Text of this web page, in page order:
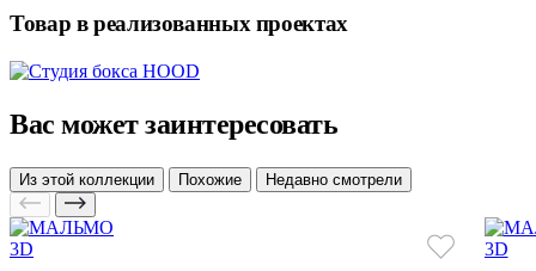
Товар в реализованных проектах
Вас может заинтересовать
Из этой коллекции Похожие Недавно смотрели
3D
3D